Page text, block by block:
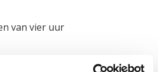
van vier uur